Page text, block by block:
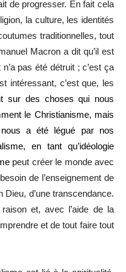
de progresser. En fait cela
la culture, les identités
traditionnelles, tout
Macron a dit qu’il est
pas été détruit ; c’est ça
intéressant, c’est que, les
sur des choses qui nous
le Christianisme, mais
a été légué par nos
en tant qu’idéologie
peut créer le monde avec
de l’enseignement de
Dieu, d’une transcendance.
et, avec l’aide de la
et de tout faire tout